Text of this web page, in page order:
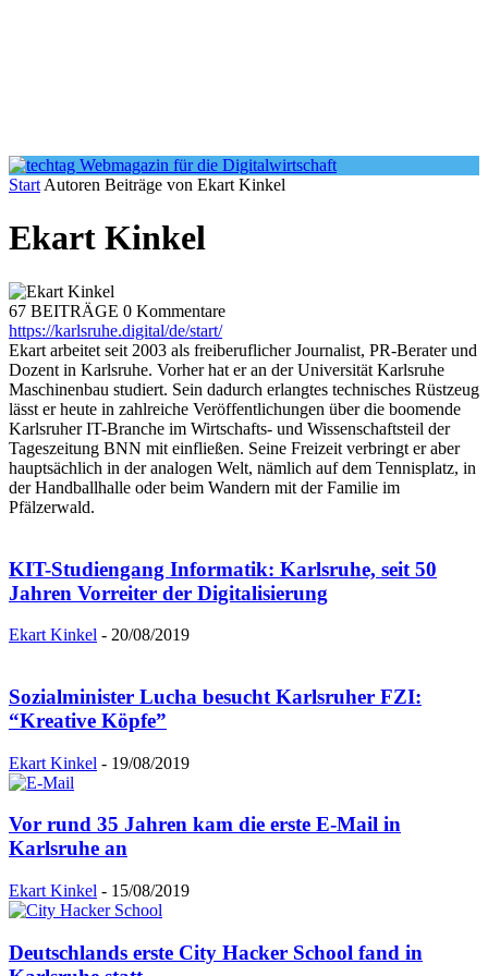
Start Autoren Beiträge von Ekart Kinkel
Ekart Kinkel
67 BEITRÄGE 0 Kommentare
https://karlsruhe.digital/de/start/
Ekart arbeitet seit 2003 als freiberuflicher Journalist, PR-Berater und
Dozent in Karlsruhe. Vorher hat er an der Universität Karlsruhe
Maschinenbau studiert. Sein dadurch erlangtes technisches Rüstzeug
lässt er heute in zahlreiche Veröffentlichungen über die boomende
Karlsruher IT-Branche im Wirtschafts- und Wissenschaftsteil der
Tageszeitung BNN mit einfließen. Seine Freizeit verbringt er aber
hauptsächlich in der analogen Welt, nämlich auf dem Tennisplatz, in
der Handballhalle oder beim Wandern mit der Familie im
Pfälzerwald.
KIT-Studiengang Informatik: Karlsruhe, seit 50
Jahren Vorreiter der Digitalisierung
Ekart Kinkel - 20/08/2019
Sozialminister Lucha besucht Karlsruher FZI:
“Kreative Köpfe”
Ekart Kinkel - 19/08/2019
Vor rund 35 Jahren kam die erste E-Mail in
Karlsruhe an
Ekart Kinkel - 15/08/2019
Deutschlands erste City Hacker School fand in